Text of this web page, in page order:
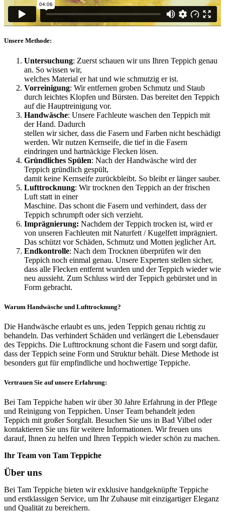
Unsere Methode:
Untersuchung: Zuerst schauen wir uns Ihren Teppich genau
an. So wissen wir,
welches Material er hat und wie schmutzig er ist.
Vorreinigung: Wir entfernen groben Schmutz und Staub
durch leichtes Klopfen und Bürsten. Das bereitet den Teppich
auf die Hauptreinigung vor.
Handwäsche: Unsere Fachleute waschen den Teppich mit
der Hand. Dadurch
stellen wir sicher, dass die Fasern und Farben nicht beschädigt
werden. Wir nutzen Kernseife, die tief in die Fasern
eindringen und hartnäckige Flecken lösen.
Gründliches Spülen: Nach der Handwäsche wird der
Teppich gründlich gespült,
damit keine Kernseife zurückbleibt. So bleibt er länger sauber.
Lufttrocknung: Wir trocknen den Teppich an der frischen
Luft statt in einer
Maschine. Das schont die Fasern und verhindert, dass der
Teppich schrumpft oder sich verzieht.
Imprägnierung: Nachdem der Teppich trocken ist, wird er
von unseren Fachleuten mit Naturfett / Kugelfett imprägniert.
Das schützt vor Schäden, Schmutz und Motten jeglicher Art.
Endkontrolle: Nach dem Trocknen überprüfen wir den
Teppich noch einmal genau. Unsere Experten stellen sicher,
dass alle Flecken entfernt wurden und der Teppich wieder wie
neu aussieht. Zum Schluss wird der Teppich gebürstet und in
Form gebracht.
Warum Handwäsche und Lufttrocknung?
Die Handwäsche erlaubt es uns, jeden Teppich genau richtig zu
behandeln. Das verhindert Schäden und verlängert die Lebensdauer
des Teppichs. Die Lufttrocknung schont die Fasern und sorgt dafür,
dass der Teppich seine Form und Struktur behält. Diese Methode ist
besonders gut für empfindliche und hochwertige Teppiche.
Vertrauen Sie auf unsere Erfahrung:
Bei Tam Teppiche haben wir über 30 Jahre Erfahrung in der Pflege
und Reinigung von Teppichen. Unser Team behandelt jeden
Teppich mit großer Sorgfalt. Besuchen Sie uns in Bad Vilbel oder
kontaktieren Sie uns für weitere Informationen. Wir freuen uns
darauf, Ihnen zu helfen und Ihren Teppich wieder schön zu machen.
Ihr Team von Tam Teppiche
Über uns
Bei Tam Teppiche bieten wir exklusive handgeknüpfte Teppiche
und erstklassigen Service, um Ihr Zuhause mit einzigartiger Eleganz
und Qualität zu bereichern.